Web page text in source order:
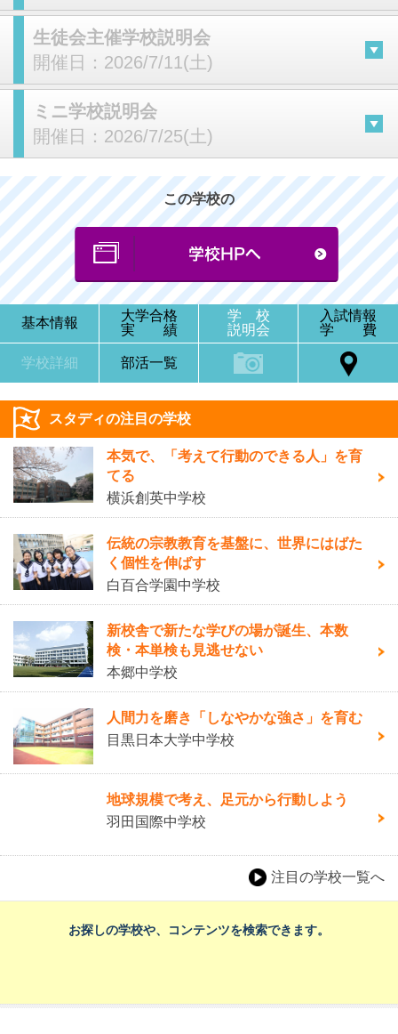
生徒会主催学校説明会
開催日： 2026/7/11(土)
ミニ学校説明会
開催日： 2026/7/25(土)
この学校の
基本情報
大学合格
実 績
学 校
説明会
入試情報
学 費
学校詳細 部活一覧
スタディの注目の学校
本気で、「考えて行動のできる人」を育
てる
横浜創英中学校
伝統の宗教教育を基盤に、世界にはばた
く個性を伸ばす
白百合学園中学校
新校舎で新たな学びの場が誕生、本数
検・本単検も見逃せない
本郷中学校
人間力を磨き「しなやかな強さ」を育む
目黒日本大学中学校
地球規模で考え、足元から行動しよう
羽田国際中学校
注目の学校一覧へ
お探しの学校や、コンテンツを検索できます。